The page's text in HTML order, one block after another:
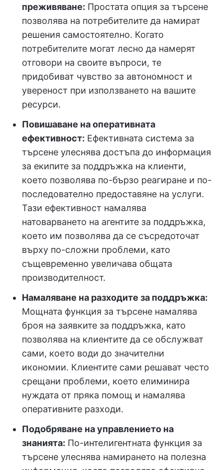
преживяване: Простата опция за търсене
позволява на потребителите да намират
решения самостоятелно. Когато
потребителите могат лесно да намерят
отговори на своите въпроси, те
придобиват чувство за автономност и
увереност при използването на вашите
ресурси.
Повишаване на оперативната
ефективност: Ефективната система за
търсене улеснява достъпа до информация
за екипите за поддръжка на клиенти,
което позволява по-бързо реагиране и по-
последователно предоставяне на услуги.
Тази ефективност намалява
натоварването на агентите за поддръжка,
което им позволява да се съсредоточат
върху по-сложни проблеми, като
същевременно увеличава общата
производителност.
Намаляване на разходите за поддръжка:
Мощната функция за търсене намалява
броя на заявките за поддръжка, като
позволява на клиентите да се обслужват
сами, което води до значителни
икономии. Клиентите сами решават често
срещани проблеми, което елиминира
нуждата от пряка помощ и намалява
оперативните разходи.
Подобряване на управлението на
знанията: По-интелигентната функция за
търсене улеснява намирането на полезна